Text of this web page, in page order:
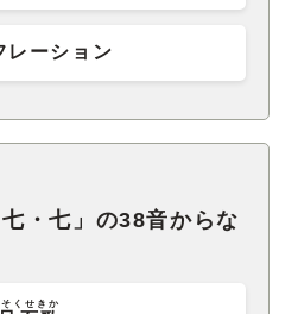
レーション
七・七」の38音からな
くせきか